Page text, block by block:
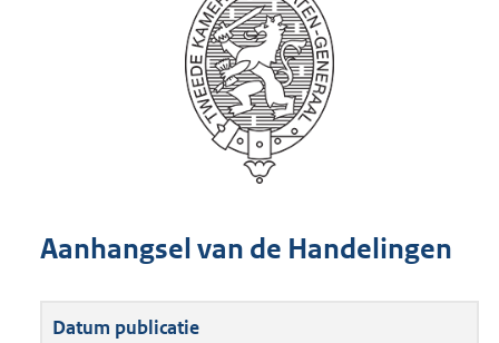
Aanhangsel van de Handelingen